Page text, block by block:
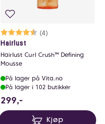
Karakter:
(4)
4.5 av 5 mulige
Hairlust
Hairlust Curl Crush™ Defining
Mousse
På lager på Vita.no
På lager i 102 butikker
299,-
Kjøp